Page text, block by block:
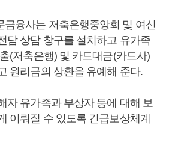
금융사는 저축은행중앙회 및 여신
담 상담 창구를 설치하고 유가족
(저축은행) 및 카드대금(카드사)
원리금의 상환을 유예해 준다.
자 유가족과 부상자 등에 대해 보
이뤄질 수 있도록 긴급보상체계